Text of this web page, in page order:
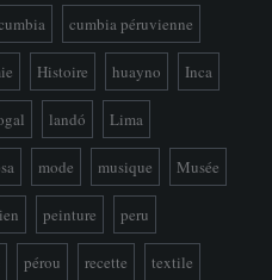
cumbia péruvienne
Histoire huayno Inca
landó Lima
mode musique Musée
peinture peru
pérou recette textile